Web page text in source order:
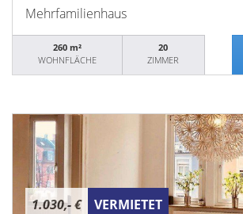
Mehrfamilienhaus
260 m²
WOHNFLÄCHE
20
ZIMMER
1.030,- € VERMIETET